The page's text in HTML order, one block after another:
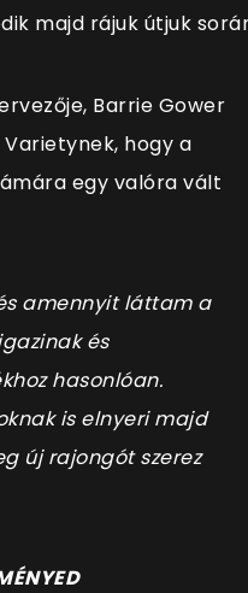
majd rájuk útjuk
Barrie Gower
hogy a
egy valóra vált
amennyit láttam a
és
hasonlóan.
is elnyeri majd
új rajongót szerez